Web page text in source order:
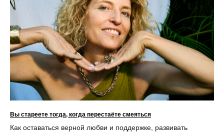
Вы стареете тогда, когда перестаёте смеяться
Как оставаться верной любви и поддержке, развивать